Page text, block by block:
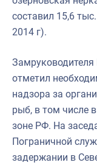
составил 15,6
2014 г).
отметил
надзора за
рыб, в том числе
зоне РФ. На
Пограничной
задержании в